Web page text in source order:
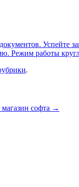
Успейте
Режим работы
.
софта →